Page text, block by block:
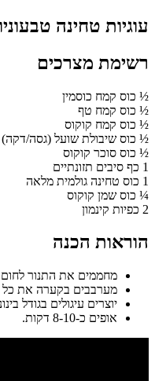
עוגיות טחינה
רשימת מצרכים
½ כוס קמח כוסמין
½ כוס קמח טף
½ כוס קמח קוקוס
½ כוס שיבולת שועל (גסה/דקה)
½ כוס סוכר קוקוס
1 כף סיבים תזונתיים
1 כוס טחינה גולמית מלאה
¼ כוס שמן קוקוס
2 כפיות קינמון
הוראות הכנה
מחממים את התנור לחום של 170
מערבבים בקערה את כל
יוצרים עיגולים בגודל
אופים כ-8-10 דקות.